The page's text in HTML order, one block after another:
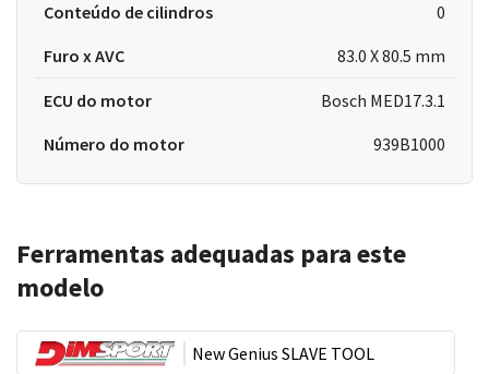
Conteúdo de cilindros
0
Furo x AVC
83.0 X 80.5 mm
ECU do motor
Bosch MED17.3.1
Número do motor
939B1000
Ferramentas adequadas para este
modelo
New Genius SLAVE TOOL